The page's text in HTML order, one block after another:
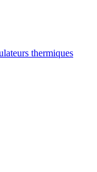
thermiques